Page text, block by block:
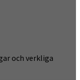
och verkliga